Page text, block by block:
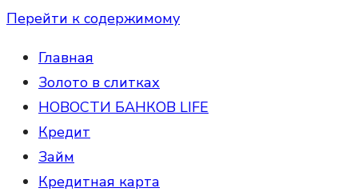
Перейти к содержимому
Главная
Золото в слитках
НОВОСТИ БАНКОВ LIFE
Кредит
Займ
Кредитная карта